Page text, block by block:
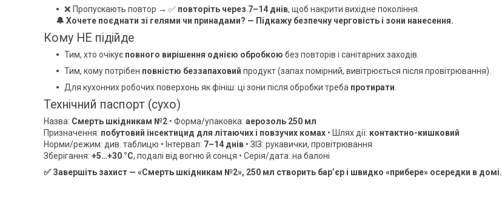
❌ Пропускають повтор → ✅ повторіть через 7–14 днів, щоб накрити вихідне покоління.
🔔 Хочете поєднати зі гелями чи принадами? — Підкажу безпечну черговість і зони нанесення.
Кому НЕ підійде
Тим, хто очікує повного вирішення однією обробкою без повторів і санітарних заходів.
Тим, кому потрібен повністю беззапаховий продукт (запах помірний, вивітрюється після провітрювання).
Для кухонних робочих поверхонь як фініш: ці зони після обробки треба протирати.
Технічний паспорт (сухо)
Назва: Смерть шкідникам №2 • Форма/упаковка: аерозоль 250 мл
Призначення: побутовий інсектицид для літаючих і повзучих комах • Шлях дії: контактно-кишковий
Норми/режим: див. таблицю • Інтервал: 7–14 днів • ЗІЗ: рукавички, провітрювання
Зберігання: +5…+30 °C, подалі від вогню й сонця • Серія/дата: на балоні
✅ Завершіть захист — «Смерть шкідникам №2», 250 мл створить бар’єр і швидко «прибере» осередки в домі.